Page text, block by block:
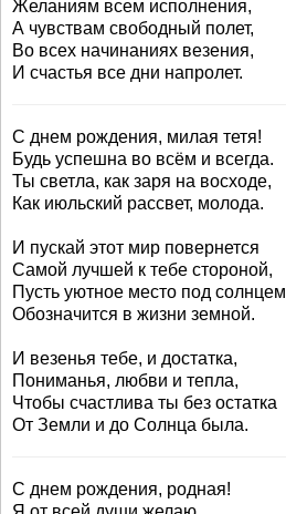
Желаниям всем исполнения,
А чувствам свободный полет,
Во всех начинаниях везения,
И счастья все дни напролет.
С днем рождения, милая тетя!
Будь успешна во всём и всегда.
Ты светла, как заря на восходе,
Как июльский рассвет, молода.
И пускай этот мир повернется
Самой лучшей к тебе стороной,
Пусть уютное место под солнцем
Обозначится в жизни земной.
И везенья тебе, и достатка,
Пониманья, любви и тепла,
Чтобы счастлива ты без остатка
От Земли и до Солнца была.
С днем рождения, родная!